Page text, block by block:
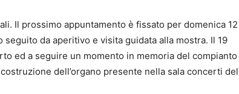
Il prossimo appuntamento è fissato per domenica 12
da aperitivo e visita guidata alla mostra. Il 19
ed a seguire un momento in memoria del compianto
dell’organo presente nella sala concerti del